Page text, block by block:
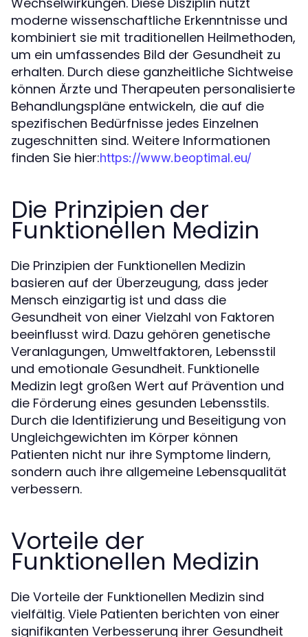
moderne wissenschaftliche Erkenntnisse und
kombiniert sie mit traditionellen Heilmethoden,
um ein umfassendes Bild der Gesundheit zu
erhalten. Durch diese ganzheitliche Sichtweise
können Ärzte und Therapeuten personalisierte
Behandlungspläne entwickeln, die auf die
spezifischen Bedürfnisse jedes Einzelnen
zugeschnitten sind. Weitere Informationen
finden Sie hier:https://www.beoptimal.eu/
Die Prinzipien der
Funktionellen Medizin
Die Prinzipien der Funktionellen Medizin
basieren auf der Überzeugung, dass jeder
Mensch einzigartig ist und dass die
Gesundheit von einer Vielzahl von Faktoren
beeinflusst wird. Dazu gehören genetische
Veranlagungen, Umweltfaktoren, Lebensstil
und emotionale Gesundheit. Funktionelle
Medizin legt großen Wert auf Prävention und
die Förderung eines gesunden Lebensstils.
Durch die Identifizierung und Beseitigung von
Ungleichgewichten im Körper können
Patienten nicht nur ihre Symptome lindern,
sondern auch ihre allgemeine Lebensqualität
verbessern.
Vorteile der
Funktionellen Medizin
Die Vorteile der Funktionellen Medizin sind
vielfältig. Viele Patienten berichten von einer
signifikanten Verbesserung ihrer Gesundheit